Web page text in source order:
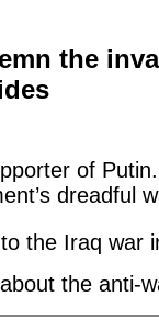
the
of
dreadful
the Iraq war
the anti-